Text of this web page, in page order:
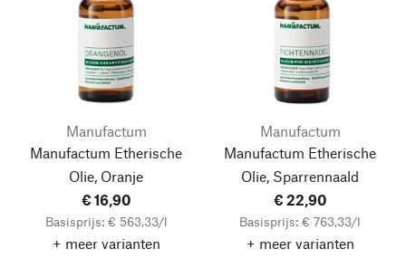
Manufactum
Manufactum Etherische
Olie, Oranje
€ 16,90
Basisprijs: € 563,33/l
+ meer varianten
Manufactum
Manufactum Etherische
Olie, Sparrennaald
€ 22,90
Basisprijs: € 763,33/l
+ meer varianten